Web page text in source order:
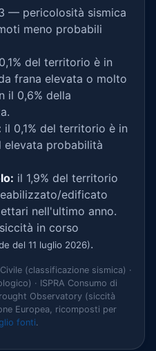
— pericolosità sismica
meno probabili
del territorio è in
frana elevata o molto
il 0,6% della
il 0,1% del territorio è in
elevata probabilità
il 1,9% del territorio
edificato
nell'ultimo anno.
in corso
del 11 luglio 2026).
(classificazione sismica) ·
· ISPRA Consumo di
Observatory (siccità
Europea, ricomposti per
fonti.